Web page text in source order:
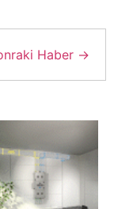
Haber →